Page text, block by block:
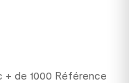
+ de 1000 Référence